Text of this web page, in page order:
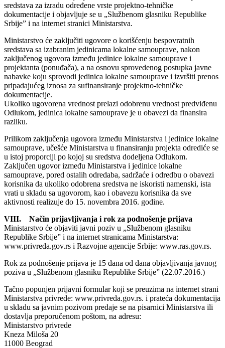
sredstava za izradu određene vrste projektno-tehničke
dokumentacije i objavljuje se u „Službenom glasniku Republike
Srbije” i na internet stranici Ministarstva.
Ministarstvo će zaključiti ugovore o korišćenju bespovratnih
sredstava sa izabranim jedinicama lokalne samouprave, nakon
zaključenog ugovora između jedinice lokalne samouprave i
projektanta (ponuđača), a na osnovu sprovedenog postupka javne
nabavke koju sprovodi jedinica lokalne samouprave i izvršiti prenos
pripadajućeg iznosa za sufinansiranje projektno-tehničke
dokumentacije.
Ukoliko ugovorena vrednost prelazi odobrenu vrednost predviđenu
Odlukom, jedinica lokalne samouprave je u obavezi da finansira
razliku.
Prilikom zaključenja ugovora između Ministarstva i jedinice lokalne
samouprave, učešće Ministarstva u finansiranju projekta odrediće se
u istoj proporciji po kojoj su sredstva dodeljena Odlukom.
Zaključen ugovor između Ministarstva i jedinice lokalne
samouprave, pored ostalih odredaba, sadržaće i odredbu o obavezi
korisnika da ukoliko odobrena sredstva ne iskoristi namenski, ista
vrati u skladu sa ugovorom, kao i obavezu korisnika da sve
aktivnosti realizuje do 15. novembra 2016. godine.
VIII. Način prijavljivanja i rok za podnošenje prijava
Ministarstvo će objaviti javni poziv u „Službenom glasniku
Republike Srbije” i na internet stranicama Ministarstva:
www.privreda.gov.rs i Razvojne agencije Srbije: www.ras.gov.rs.
Rok za podnošenje prijava je 15 dana od dana objavljivanja javnog
poziva u „Službenom glasniku Republike Srbije” (22.07.2016.)
Tačno popunjen prijavni formular koji se preuzima na internet strani
Ministarstva privrede: www.privreda.gov.rs. i prateća dokumentacija
u skladu sa javnim pozivom predaje se na pisarnici Ministarstva ili
dostavlja preporučenom poštom, na adresu:
Ministarstvo privrede
Kneza Miloša 20
11000 Beograd